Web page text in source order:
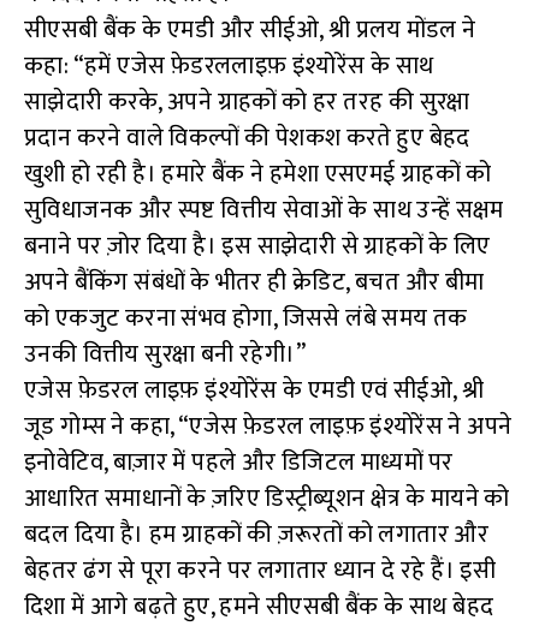
सीएसबी बैंक के एमडी और सीईओ, श्री प्रलय मोंडल ने
कहा: “हमें एजेस फ़ेडरललाइफ़ इंश्योरेंस के साथ
साझेदारी करके, अपने ग्राहकों को हर तरह की सुरक्षा
प्रदान करने वाले विकल्पों की पेशकश करते हुए बेहद
खुशी हो रही है। हमारे बैंक ने हमेशा एसएमई ग्राहकों को
सुविधाजनक और स्पष्ट वित्तीय सेवाओं के साथ उन्हें सक्षम
बनाने पर ज़ोर दिया है। इस साझेदारी से ग्राहकों के लिए
अपने बैंकिंग संबंधों के भीतर ही क्रेडिट, बचत और बीमा
को एकजुट करना संभव होगा, जिससे लंबे समय तक
उनकी वित्तीय सुरक्षा बनी रहेगी।”
एजेस फ़ेडरल लाइफ़ इंश्योरेंस के एमडी एवं सीईओ, श्री
जूड गोम्स ने कहा, “एजेस फ़ेडरल लाइफ़ इंश्योरेंस ने अपने
इनोवेटिव, बाज़ार में पहले और डिजिटल माध्यमों पर
आधारित समाधानों के ज़रिए डिस्ट्रीब्यूशन क्षेत्र के मायने को
बदल दिया है। हम ग्राहकों की ज़रूरतों को लगातार और
बेहतर ढंग से पूरा करने पर लगातार ध्यान दे रहे हैं। इसी
दिशा में आगे बढ़ते हुए, हमने सीएसबी बैंक के साथ बेहद